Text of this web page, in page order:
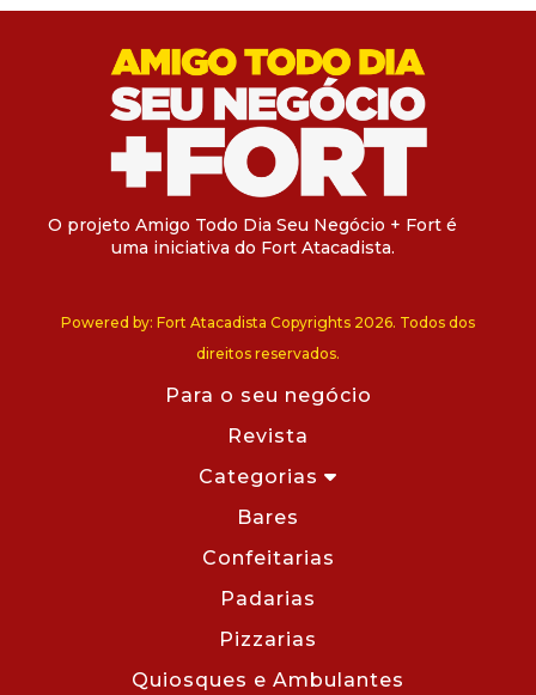
O projeto Amigo Todo Dia Seu Negócio + Fort é
uma iniciativa do Fort Atacadista.
Powered by: Fort Atacadista Copyrights 2026. Todos dos
direitos reservados.
Para o seu negócio
Revista
Categorias
Bares
Confeitarias
Padarias
Pizzarias
Quiosques e Ambulantes